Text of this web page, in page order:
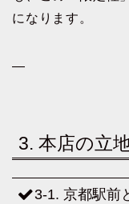
になります。
—
3. 本店の立
3-1. 京都駅前